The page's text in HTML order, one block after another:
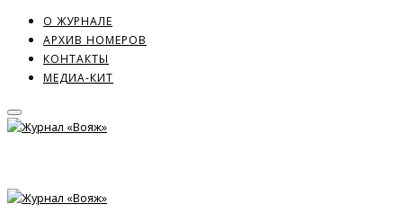
О ЖУРНАЛЕ
АРХИВ НОМЕРОВ
КОНТАКТЫ
МЕДИА-КИТ